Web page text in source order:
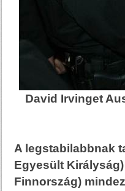
David Irvinget
A legstabilabbnak
Egyesült
Finnország)